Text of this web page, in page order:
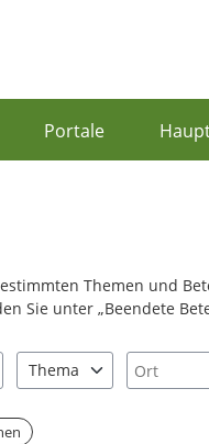
Portale
Themen und
Sie unter „Beendete
Thema
Ort